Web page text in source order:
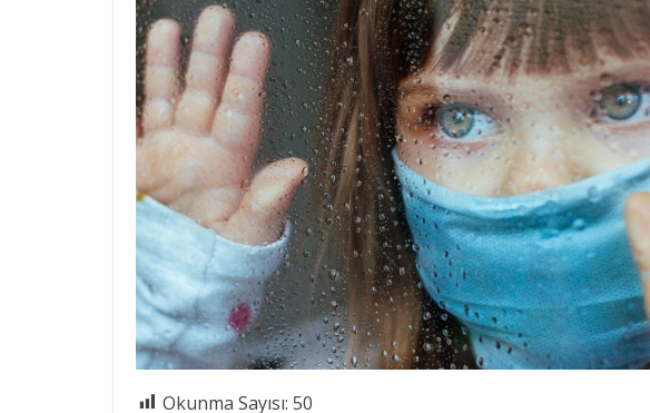
Okunma Sayısı: 50